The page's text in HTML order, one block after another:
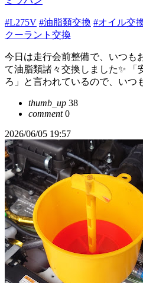
#L275V #油脂類交換 #オイル交
クーラント交換
今日は走行会前整備で、いつも
て油脂類諸々交換しました✨ 「
ろ」と言われているので、いつ
thumb_up 38
comment0
2026/06/05 19:57